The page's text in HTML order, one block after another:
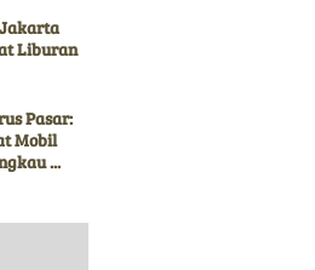
Liburan
Pasar:
Mobil
...